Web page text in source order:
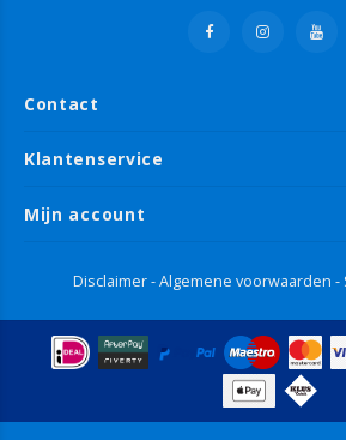
Contact
Klantenservice
Mijn account
Disclaimer-Algemene voorwaarden -